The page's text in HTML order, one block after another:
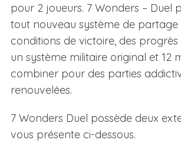
pour 2 joueurs. 7 Wonders – Duel
tout nouveau système de partage
conditions de victoire, des progrès
un système militaire original et 12
combiner pour des parties
renouvelées.
7 Wonders Duel possède deux
vous présente ci-dessous.